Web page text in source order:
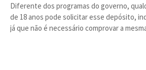
Diferente dos programas do governo,
de 18 anos pode solicitar esse depósito,
já que não é necessário comprovar a